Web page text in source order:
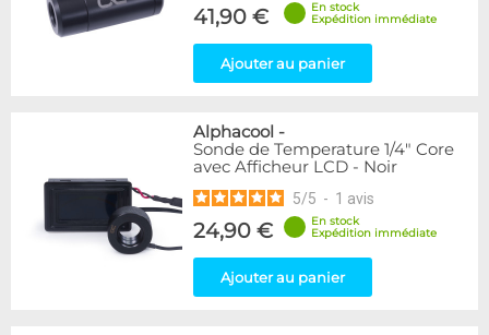
41,90 €
En stock
Expédition immédiate
Ajouter au panier
Alphacool -
Sonde de Temperature 1/4" Core
avec Afficheur LCD - Noir
5/5 - 1 avis
24,90 €
En stock
Expédition immédiate
Ajouter au panier